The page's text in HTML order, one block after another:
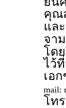
คุณ
แล
จา
โด
ไว้
เอ
mail:
โทร